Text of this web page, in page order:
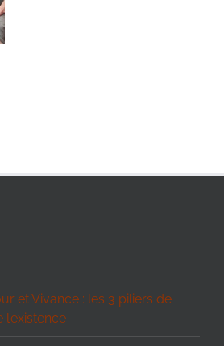
et Vivance : les 3 piliers de